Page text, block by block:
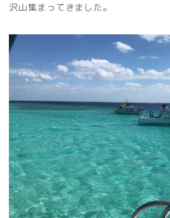
沢山集まってきました。